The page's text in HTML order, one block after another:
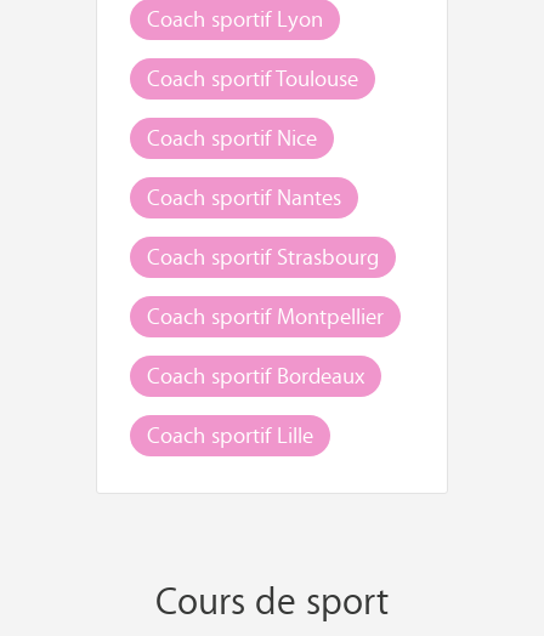
Coach sportif Lyon
Coach sportif Toulouse
Coach sportif Nice
Coach sportif Nantes
Coach sportif Strasbourg
Coach sportif Montpellier
Coach sportif Bordeaux
Coach sportif Lille
Cours de sport